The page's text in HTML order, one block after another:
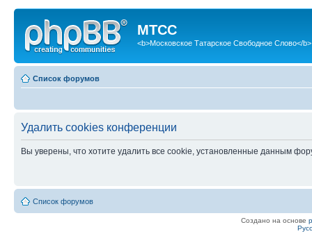
МТСС
<b>Московское Татарское Свободное Слово</b>
Список форумов
Удалить cookies конференции
Вы уверены, что хотите удалить все cookie, установленные данным
Список форумов
Создано на основе